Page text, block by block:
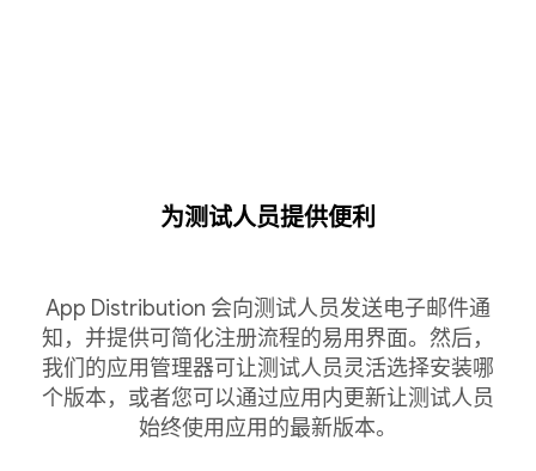
为测试人员提供便利
App Distribution 会向测试人员发送电子邮件通
知，并提供可简化注册流程的易用界面。然后，
我们的应用管理器可让测试人员灵活选择安装哪
个版本，或者您可以通过应用内更新让测试人员
始终使用应用的最新版本。